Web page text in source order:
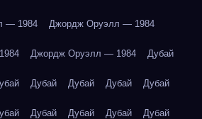
— 1984 Джордж Оруэлл — 1984
Джордж Оруэлл — 1984 Дубай
Дубай Дубай Дубай Дубай
Дубай Дубай Дубай Дубай